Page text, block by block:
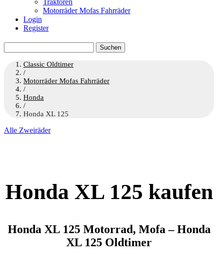
Traktoren
Motorräder Mofas Fahrräder
Login
Register
nach:
Classic Oldtimer
/
Motorräder Mofas Fahrräder
/
Honda
/
Honda XL 125
Alle Zweiräder
Honda XL 125 kaufen
Honda XL 125 Motorrad, Mofa – Honda
XL 125 Oldtimer